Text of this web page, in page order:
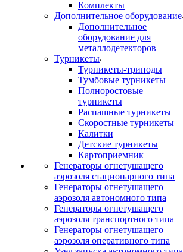
Комплекты
Дополнительное оборудование
Дополнительное
оборудование для
металлодетекторов
Турникеты
Турникеты-триподы
Тумбовые турникеты
Полноростовые
турникеты
Распашные турникеты
Скоростные турникеты
Калитки
Детские турникеты
Картоприемник
Генераторы огнетушащего
аэрозоля стационарного типа
Генераторы огнетушащего
аэрозоля автономного типа
Генераторы огнетушащего
аэрозоля транспортного типа
Генераторы огнетушащего
аэрозоля оперативного типа